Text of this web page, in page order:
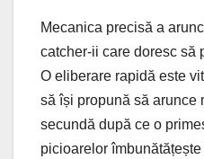
Mecanica precisă a
catcher-ii care doresc să
O eliberare rapidă este
să își propună să arunce
secundă după ce o
picioarelor